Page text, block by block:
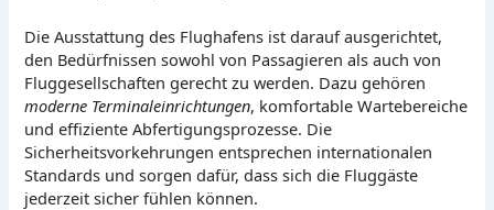
Die Ausstattung des Flughafens ist darauf ausgerichtet,
den Bedürfnissen sowohl von Passagieren als auch von
Fluggesellschaften gerecht zu werden. Dazu gehören
moderne Terminaleinrichtungen, komfortable Wartebereiche
und effiziente Abfertigungsprozesse. Die
Sicherheitsvorkehrungen entsprechen internationalen
Standards und sorgen dafür, dass sich die Fluggäste
jederzeit sicher fühlen können.